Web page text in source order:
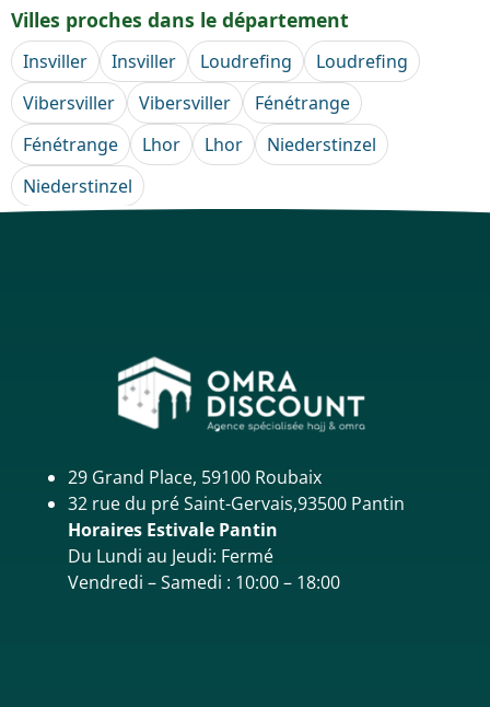
Villes proches dans le département
Insviller Insviller Loudrefing
Loudrefing
Vibersviller
Vibersviller
Fénétrange
Fénétrange
Lhor Lhor
Niederstinzel
Niederstinzel
29 Grand Place, 59100 Roubaix
32 rue du pré Saint-Gervais,93500 Pantin
Horaires Estivale Pantin
Du Lundi au Jeudi: Fermé
Vendredi – Samedi : 10:00 – 18:00